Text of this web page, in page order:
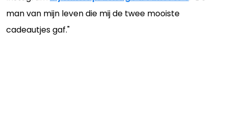
man van mijn leven die mij de twee mooiste
cadeautjes gaf."